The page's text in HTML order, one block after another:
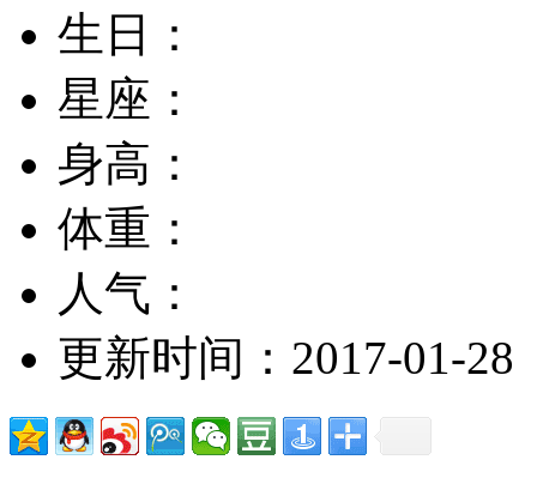
生日：
星座：
身高：
体重：
人气：
更新时间：2017-01-28